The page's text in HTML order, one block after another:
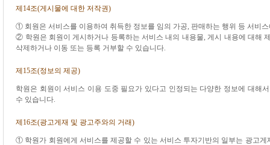
제14조(게시물에 대한 저작권)
① 회원은 서비스를 이용하여 취득한 정보를 임의 가공, 판매하는 행위 등 서비
② 학원은 회원이 게시하거나 등록하는 서비스 내의 내용물, 게시 내용에 대해
삭제하거나 이동 또는 등록 거부할 수 있습니다.
제15조(정보의 제공)
학원은 회원이 서비스 이용 도중 필요가 있다고 인정되는 다양한 정보에 대해
수 있습니다.
제16조(광고게재 및 광고주와의 거래)
① 학원가 회원에게 서비스를 제공할 수 있는 서비스 투자기반의 일부는 광고